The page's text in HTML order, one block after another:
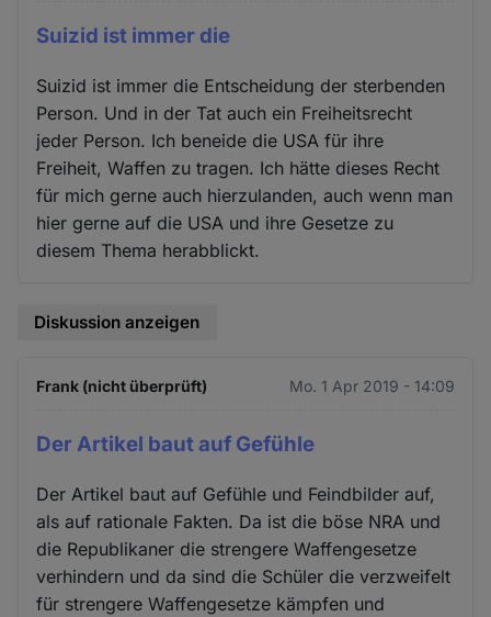
Suizid ist immer die
Suizid ist immer die Entscheidung der sterbenden
Person. Und in der Tat auch ein Freiheitsrecht
jeder Person. Ich beneide die USA für ihre
Freiheit, Waffen zu tragen. Ich hätte dieses Recht
für mich gerne auch hierzulanden, auch wenn man
hier gerne auf die USA und ihre Gesetze zu
diesem Thema herabblickt.
Diskussion anzeigen
Frank (nicht überprüft) Mo. 1 Apr 2019 - 14:09
Der Artikel baut auf Gefühle
Der Artikel baut auf Gefühle und Feindbilder auf,
als auf rationale Fakten. Da ist die böse NRA und
die Republikaner die strengere Waffengesetze
verhindern und da sind die Schüler die verzweifelt
für strengere Waffengesetze kämpfen und